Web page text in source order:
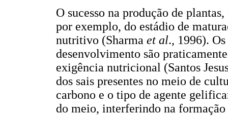
O sucesso na produção de
por exemplo, do estádio de
nutritivo (Sharma et al., 1996).
desenvolvimento são
exigência nutricional (Santos
dos sais presentes no meio de
carbono e o tipo de agente
do meio, interferindo na